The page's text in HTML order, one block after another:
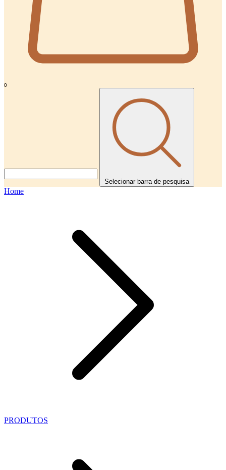
0
Selecionar barra de pesquisa
Home
PRODUTOS